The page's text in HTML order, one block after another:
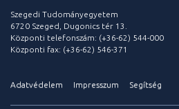
Szegedi Tudományegyetem
6720 Szeged, Dugonics tér 13.
Központi telefonszám: (+36-62) 544-000
Központi fax: (+36-62) 546-371
Adatvédelem Impresszum Segítség